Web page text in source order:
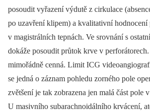
posoudit vyřazení výdutě z cirkulace
po uzavření klipem) a kvalitativní
v magistrálních tepnách. Ve srovnání s
dokáže posoudit průtok krve v
mimořádně cenná. Limit ICG
se jedná o záznam pohledu zorného pole
zvětšení je tak zobrazena jen malá část pole
U masivního sub­arachnoidálního krvácení,